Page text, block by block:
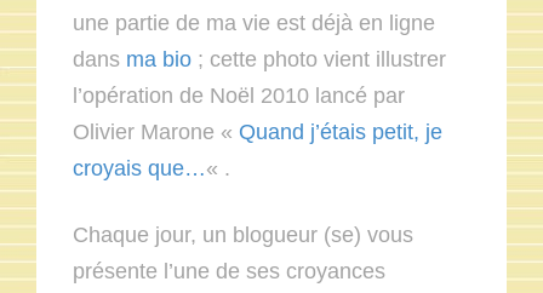
une partie de ma vie est déjà en ligne
dans ma bio ; cette photo vient illustrer
l’opération de Noël 2010 lancé par
Olivier Marone « Quand j’étais petit, je
croyais que…« .
Chaque jour, un blogueur (se) vous
présente l’une de ses croyances